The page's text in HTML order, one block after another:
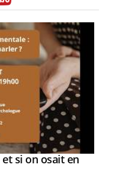
si on osait en